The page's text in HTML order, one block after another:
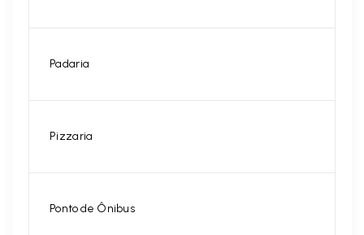
Padaria
Pizzaria
Ponto de Ônibus